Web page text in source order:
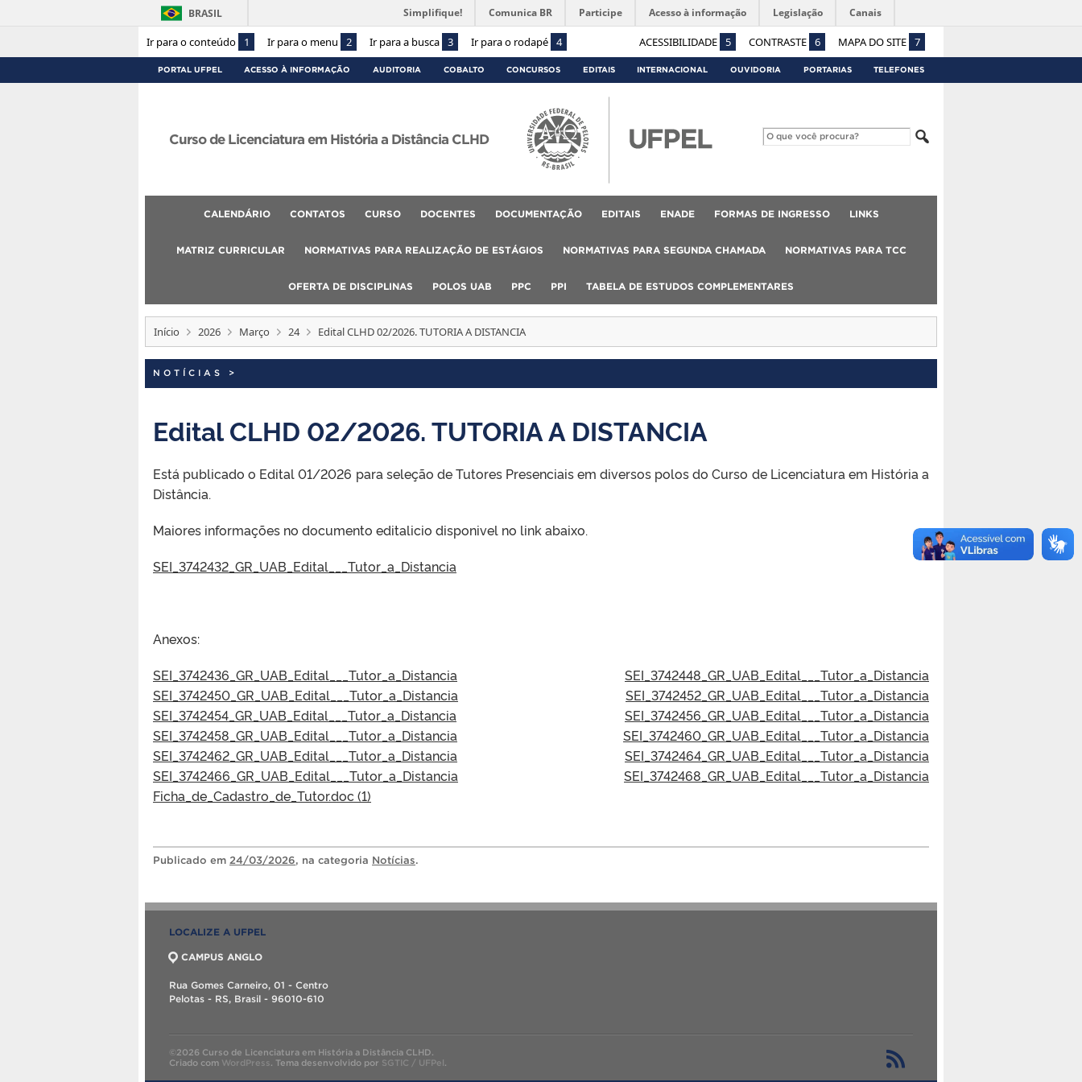
Ir para o conteúdo 1 Ir para o menu 2 Ir para a busca 3 Ir para o rodapé 4 ACESSIBILIDADE 5 CONTRASTE 6 MAPA DO SITE 7
BRASIL Simplifique! Comunica BR Participe Acesso à informação Legislação Canais
PORTAL UFPEL ACESSO À INFORMAÇÃO AUDITORIA COBALTO CONCURSOS EDITAIS INTERNACIONAL OUVIDORIA PORTARIAS TELEFONES
Curso de Licenciatura em História a Distância CLHD
CALENDÁRIO CONTATOS CURSO DOCENTES DOCUMENTAÇÃO EDITAIS ENADE FORMAS DE INGRESSO LINKS
MATRIZ CURRICULAR NORMATIVAS PARA REALIZAÇÃO DE ESTÁGIOS NORMATIVAS PARA SEGUNDA CHAMADA NORMATIVAS PARA TCC
OFERTA DE DISCIPLINAS POLOS UAB PPC PPI TABELA DE ESTUDOS COMPLEMENTARES
Início 2026 Março 24 Edital CLHD 02/2026. TUTORIA A DISTANCIA
NOTÍCIAS >
Edital CLHD 02/2026. TUTORIA A DISTANCIA
Está publicado o Edital 01/2026 para seleção de Tutores Presenciais em diversos polos do Curso de Licenciatura em História a
Distância.
Maiores informações no documento editalicio disponivel no link abaixo.
SEI_3742432_GR_UAB_Edital___Tutor_a_Distancia
Anexos:
SEI_3742436_GR_UAB_Edital___Tutor_a_Distancia
SEI_3742448_GR_UAB_Edital___Tutor_a_Distancia
SEI_3742450_GR_UAB_Edital___Tutor_a_Distancia
SEI_3742452_GR_UAB_Edital___Tutor_a_Distancia
SEI_3742454_GR_UAB_Edital___Tutor_a_Distancia
SEI_3742456_GR_UAB_Edital___Tutor_a_Distancia
SEI_3742458_GR_UAB_Edital___Tutor_a_Distancia
SEI_3742460_GR_UAB_Edital___Tutor_a_Distancia
SEI_3742462_GR_UAB_Edital___Tutor_a_Distancia
SEI_3742464_GR_UAB_Edital___Tutor_a_Distancia
SEI_3742466_GR_UAB_Edital___Tutor_a_Distancia
SEI_3742468_GR_UAB_Edital___Tutor_a_Distancia
Ficha_de_Cadastro_de_Tutor.doc (1)
Publicado em 24/03/2026, na categoria Notícias.
LOCALIZE A UFPEL
CAMPUS ANGLO
Rua Gomes Carneiro, 01 - Centro
Pelotas - RS, Brasil - 96010-610
©2026 Curso de Licenciatura em História a Distância CLHD.
Criado com WordPress. Tema desenvolvido por SGTIC / UFPel.